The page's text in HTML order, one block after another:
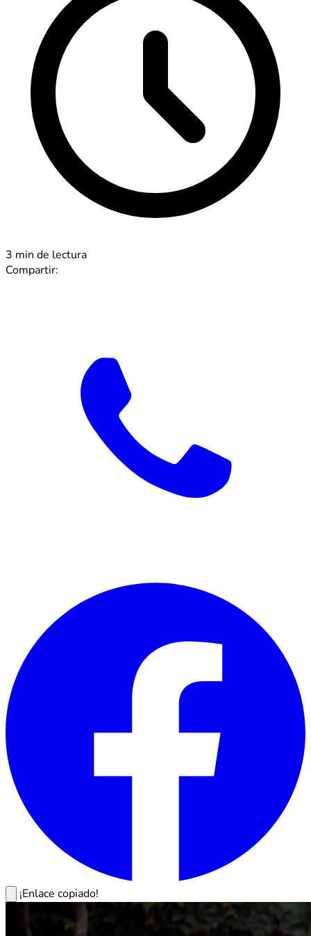
3 min de lectura
Compartir:
¡Enlace copiado!